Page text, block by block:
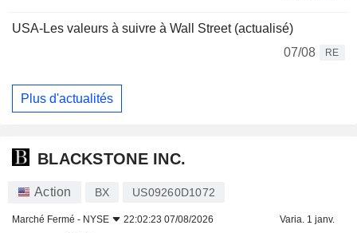
USA-Les valeurs à suivre à Wall Street (actualisé)
07/08
RE
Plus d'actualités
BLACKSTONE INC.
Action BX US09260D1072
Marché Fermé - NYSE 22:02:23 07/08/2026 Varia. 1 janv.